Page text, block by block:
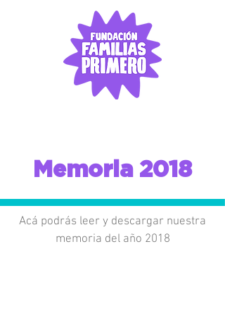
Memoria 2018
Acá podrás leer y descargar nuestra
memoria del año 2018